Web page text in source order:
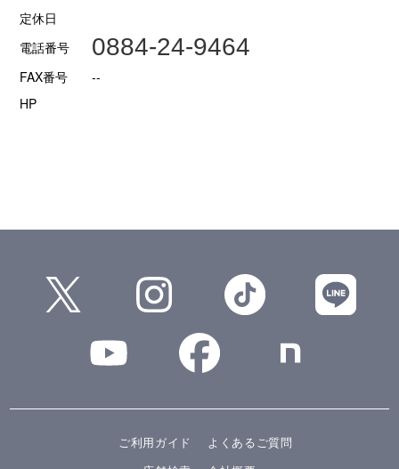
定休日
電話番号
0884-24-9464
FAX番号
--
HP
ご利用ガイド
よくあるご質問